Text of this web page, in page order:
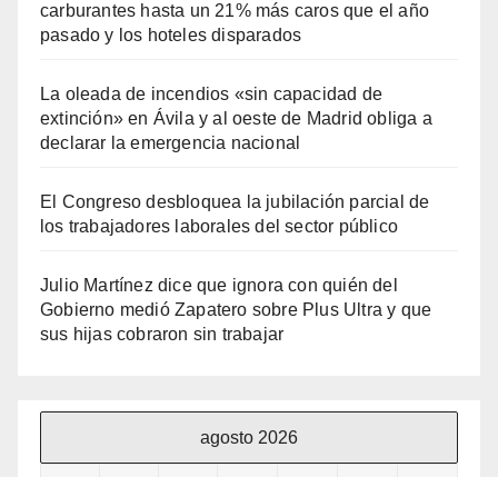
carburantes hasta un 21% más caros que el año
pasado y los hoteles disparados
La oleada de incendios «sin capacidad de
extinción» en Ávila y al oeste de Madrid obliga a
declarar la emergencia nacional
El Congreso desbloquea la jubilación parcial de
los trabajadores laborales del sector público
Julio Martínez dice que ignora con quién del
Gobierno medió Zapatero sobre Plus Ultra y que
sus hijas cobraron sin trabajar
agosto 2026